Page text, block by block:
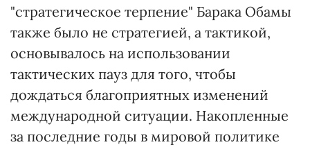
"стратегическое терпение" Барака Обамы
также было не стратегией, а тактикой,
основывалось на использовании
тактических пауз для того, чтобы
дождаться благоприятных изменений
международной ситуации. Накопленные
за последние годы в мировой политике